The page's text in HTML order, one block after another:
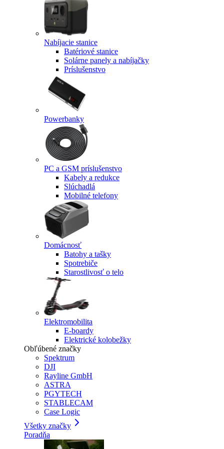
Nabíjacie stanice
Batériové stanice
Solárne panely a nabíjačky
Príslušenstvo
Powerbanky
PC a GSM príslušenstvo
Kabely a redukce
Slúchadlá
Mobilné telefony
Domácnosť
Batohy a tašky
Spotrebiče
Starostlivosť o telo
Elektromobilita
E-boardy
Elektrické kolobežky
Obľúbené značky
Spektrum
DJI
Rayline GmbH
ASTRA
PGYTECH
STABLECAM
Case Logic
Všetky značky
Poradňa